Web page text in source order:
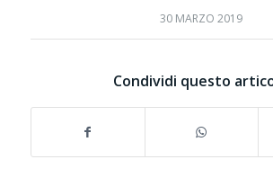
30 MARZO 2019
Condividi questo